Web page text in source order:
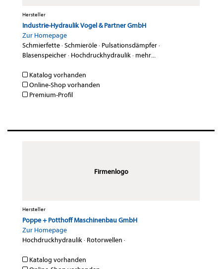
Hersteller
Industrie-Hydraulik Vogel & Partner GmbH
Zur Homepage
Schmierfette·Schmieröle· Pulsationsdämpfer·
Blasenspeicher· Hochdruckhydraulik· mehr...
Katalog vorhanden
Online-Shop vorhanden
Premium-Profil
Firmenlogo
Hersteller
Poppe + Potthoff Maschinenbau GmbH
Zur Homepage
Hochdruckhydraulik· Rotorwellen ·
Katalog vorhanden